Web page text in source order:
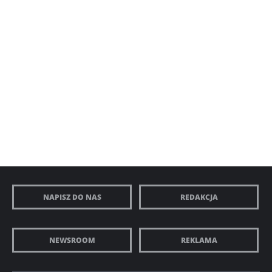
NAPISZ DO NAS REDAKCJA
NEWSROOM REKLAMA